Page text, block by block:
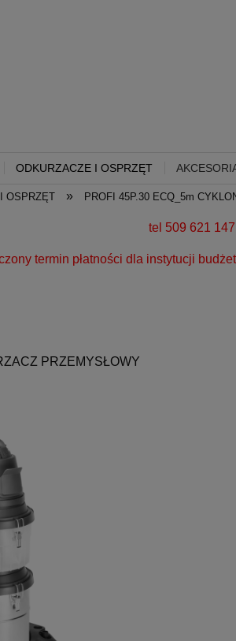
ODKURZACZE I OSPRZĘT
OSPRZĘT » PROFI 45P.30 ECQ_5m
od 280 zł! tel 509
dla instytucji
PRZEMYSŁOWY